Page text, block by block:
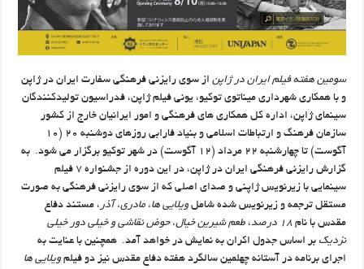
سومین هفته فیلم ایران در ژاپن از سوی رایزنی فرهنگی سفارت ایران در ژاپن
و با همکاری شهرداری میناتوی توکیو، یونی فیلم ژاپن، فدراسیون تولیدکنندگان
سینمای ژاپن، اداره کل همکاری های فرهنگی و امور ایرانیان خارج از کشور
سازمان فرهنگ و ارتباطات اسلامی و بنیاد فارابی روزهای دوشنبه ۲۰ (۱۰
آگوست) تا چهارشنبه ۲۲ مرداد (۱۲ آگوست) در شهر توکیو برگزار می شود. به
گزارش رایزنی فرهنگی ایران در ژاپن، در این دوره از جشنواره ۷ فیلم
سینمایی با زیرنویس ژاپنی و صدای اصلی که از سوی رایزنی فرهنگی به صورت
مستقل ترجمه و زیرنویس شده شاملویلایی ها، مادری، آذر، مستند دفاع
مقدس با نام۱۸ درصد،طعم شیرین خیال، حوض نقاشی و خیلی دور خیلی
نزدیک بر اساس جدول اکران به نمایش در خواهد آمد. همچنین با عنایت به
اجرای برنامه در آستانه چهلمین سالگرد هفته دفاع مقدس نیز دو فیلمویلایی ها